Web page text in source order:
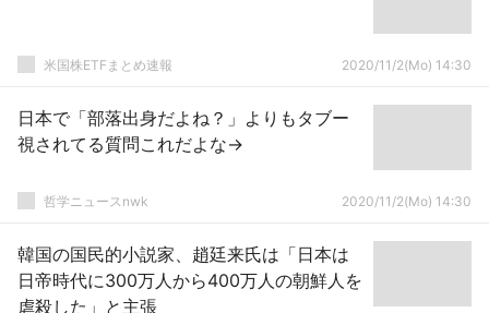
米国株ETFまとめ速報 2020/11/2(Mo) 14:30
日本で「部落出身だよね？」よりもタブー
視されてる質問これだよな→
哲学ニュースnwk 2020/11/2(Mo) 14:30
韓国の国民的小説家、趙廷来氏は「日本は
日帝時代に300万人から400万人の朝鮮人を
虐殺した」と主張